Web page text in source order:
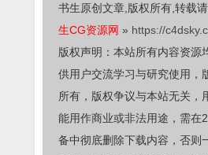
书生原创文章,版权所有,转载请
生CG资源网 » https://
版权声明：本站所有内容资源
供用户交流学习与研究使用，
所有，版权争议与本站无关，
能用作商业或非法用途，需在
备中彻底删除下载内容，否则